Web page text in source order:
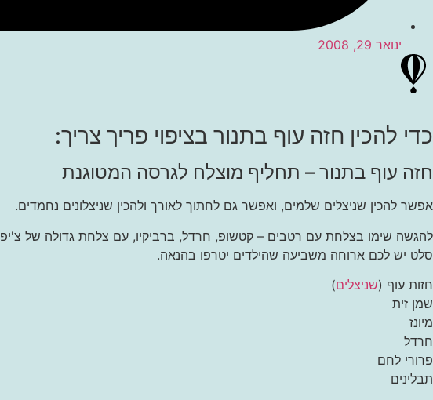
ינואר 29, 2008
כדי להכין חזה עוף בתנור בציפוי פריך צריך:
חזה עוף בתנור – תחליף מוצלח לגרסה המטוגנת
אפשר להכין שניצלים שלמים, ואפשר גם לחתוך לאורך ולהכין שניצלונים נחמדים.
להגשה שימו בצלחת עם רטבים – קטשופ, חרדל, ברביקיו, עם צלחת גדולה של
סלט יש לכם ארוחה משביעה שהילדים יטרפו בהנאה.
חזות עוף (שניצלים)
שמן זית
מיונז
חרדל
פרורי לחם
תבלינים